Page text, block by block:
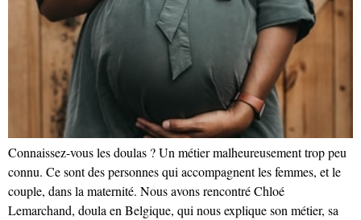
Connaissez-vous les doulas ? Un métier malheureusement trop peu
connu. Ce sont des personnes qui accompagnent les femmes, et le
couple, dans la maternité. Nous avons rencontré Chloé
Lemarchand, doula en Belgique, qui nous explique son métier, sa